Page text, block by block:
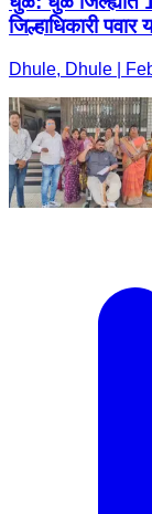
जिल्हाधिकारी पवार
Dhule, Dhule |